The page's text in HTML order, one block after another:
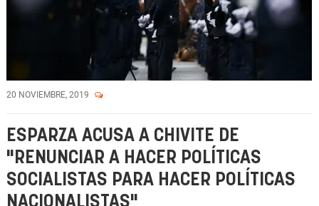
20 NOVIEMBRE, 2019
ESPARZA ACUSA A CHIVITE DE
"RENUNCIAR A HACER POLÍTICAS
SOCIALISTAS PARA HACER POLÍTICAS
NACIONALISTAS"